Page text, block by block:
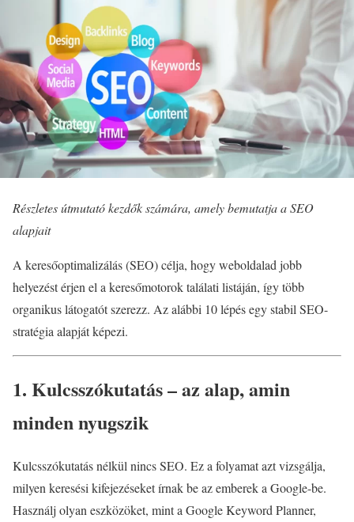
Részletes útmutató kezdők számára, amely bemutatja a SEO
alapjait
A keresőoptimalizálás (SEO) célja, hogy weboldalad jobb
helyezést érjen el a keresőmotorok találati listáján, így több
organikus látogatót szerezz. Az alábbi 10 lépés egy stabil SEO-
stratégia alapját képezi.
1. Kulcsszókutatás – az alap, amin
minden nyugszik
Kulcsszókutatás nélkül nincs SEO. Ez a folyamat azt vizsgálja,
milyen keresési kifejezéseket írnak be az emberek a Google-be.
Használj olyan eszközöket, mint a Google Keyword Planner,